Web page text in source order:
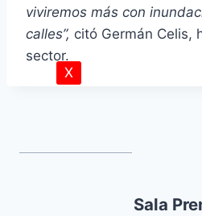
u
c
d
viviremos más con
calles”, citó Germán Celis,
sector.
Sala
X